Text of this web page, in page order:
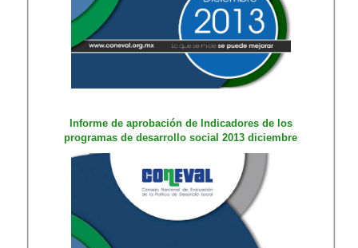
​Informe de apr​obación de Indicadores de los
programas de desarrollo social 2013 diciembre